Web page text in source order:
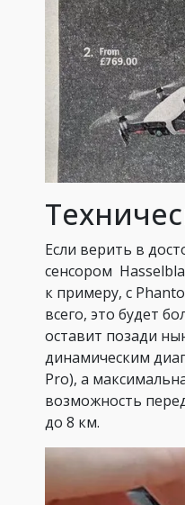
Если верить в
сенсором
к примеру, с
всего, это будет
оставит позади
динамическим
Pro), а
возможность
до 8 км.